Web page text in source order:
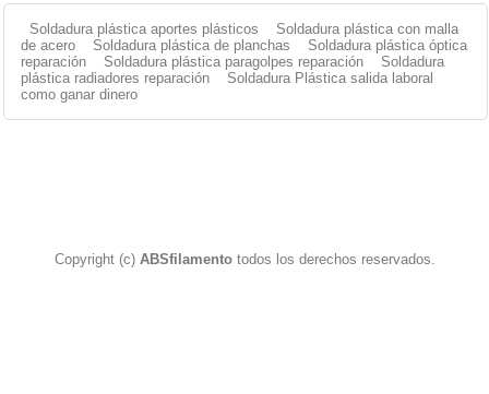
Soldadura plástica aportes plásticos
Soldadura plástica con malla
de acero
Soldadura plástica de planchas
Soldadura plástica óptica
reparación
Soldadura plástica paragolpes reparación
Soldadura
plástica radiadores reparación
Soldadura Plástica salida laboral
como ganar dinero
Copyright (c) ABSfilamentotodos los derechos reservados.